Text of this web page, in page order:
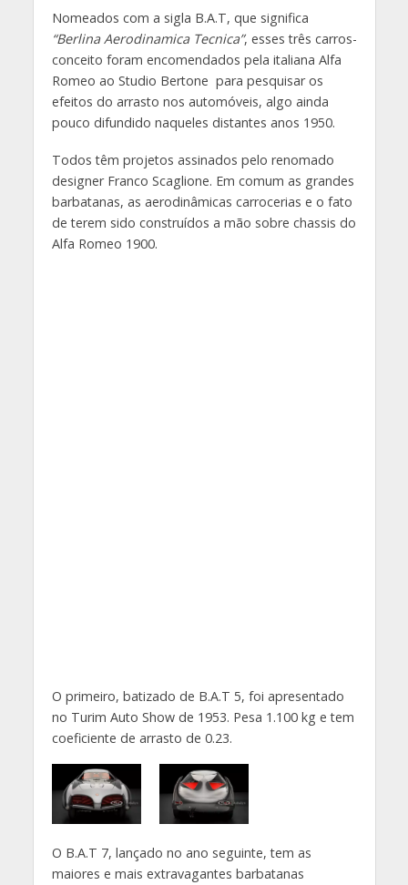
Nomeados com a sigla B.A.T, que significa
“Berlina Aerodinamica Tecnica”, esses três carros-
conceito foram encomendados pela italiana Alfa
Romeo ao Studio Bertone para pesquisar os
efeitos do arrasto nos automóveis, algo ainda
pouco difundido naqueles distantes anos 1950.
Todos têm projetos assinados pelo renomado
designer Franco Scaglione. Em comum as grandes
barbatanas, as aerodinâmicas carrocerias e o fato
de terem sido construídos a mão sobre chassis do
Alfa Romeo 1900.
O primeiro, batizado de B.A.T 5, foi apresentado
no Turim Auto Show de 1953. Pesa 1.100 kg e tem
coeficiente de arrasto de 0.23.
O B.A.T 7, lançado no ano seguinte, tem as
maiores e mais extravagantes barbatanas